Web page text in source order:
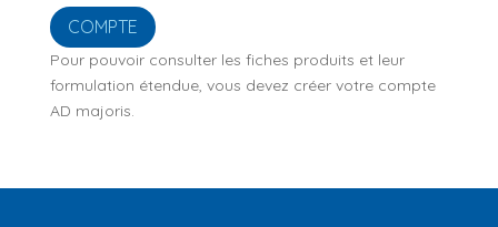
COMPTE
Pour pouvoir consulter les fiches produits et leur
formulation étendue, vous devez créer votre compte
AD majoris.